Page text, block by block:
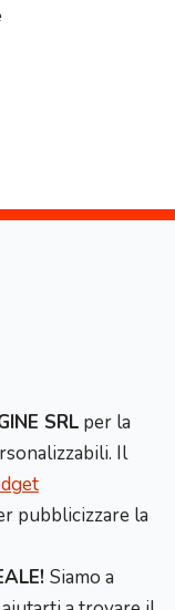
SRL per la
Il
pubblicizzare la
Siamo a